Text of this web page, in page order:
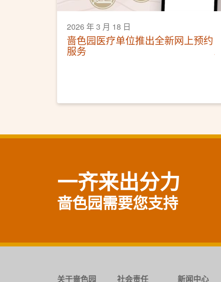
2026 年 3 月 18 日
啬色园医疗单位推出全新网上预约
服务
一齐来出分力
啬色园需要您支持
关于啬色园 社会责任 新闻中心